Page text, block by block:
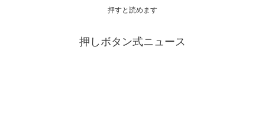
押すと読めます
押しボタン式ニュース